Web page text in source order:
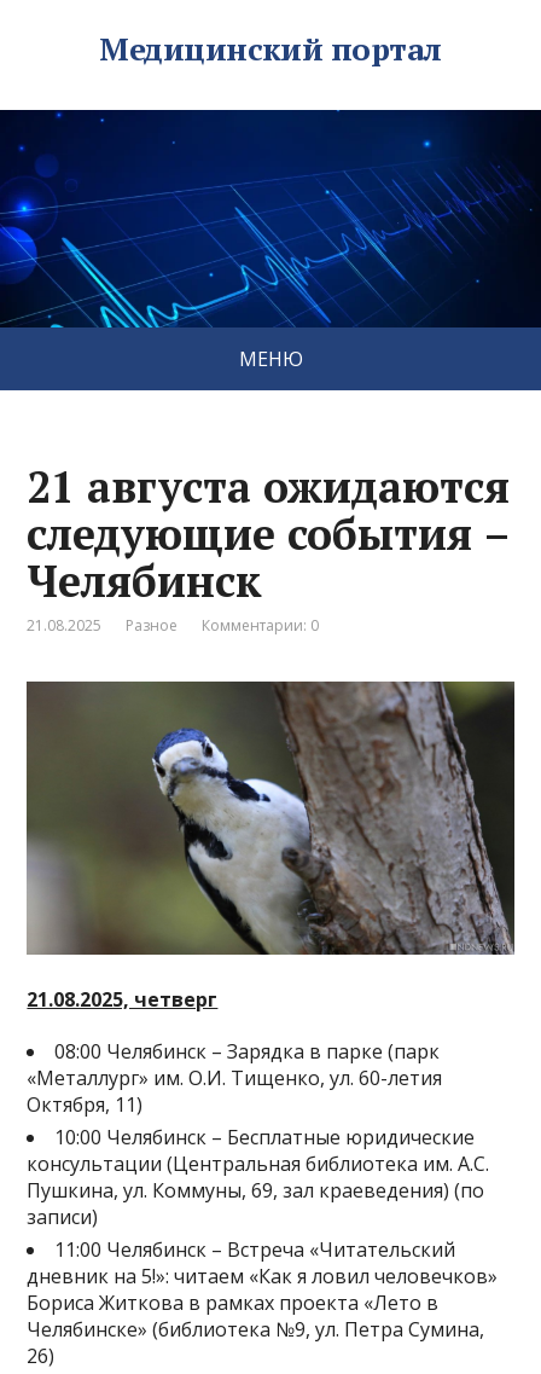
Медицинский портал
МЕНЮ
21 августа ожидаются
следующие события –
Челябинск
21.08.2025 Разное Комментарии: 0
21.08.2025, четверг
08:00 Челябинск – Зарядка в парке (парк
«Металлург» им. О.И. Тищенко, ул. 60-летия
Октября, 11)
10:00 Челябинск – Бесплатные юридические
консультации (Центральная библиотека им. А.С.
Пушкина, ул. Коммуны, 69, зал краеведения) (по
записи)
11:00 Челябинск – Встреча «Читательский
дневник на 5!»: читаем «Как я ловил человечков»
Бориса Житкова в рамках проекта «Лето в
Челябинске» (библиотека №9, ул. Петра Сумина,
26)